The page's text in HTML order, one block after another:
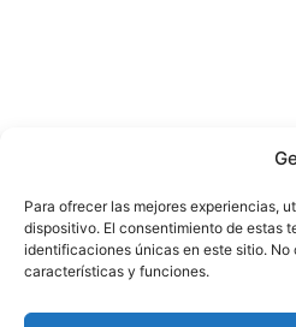
Para ofrecer las mejores experiencias,
dispositivo. El consentimiento de estas
identificaciones únicas en este sitio.
características y funciones.